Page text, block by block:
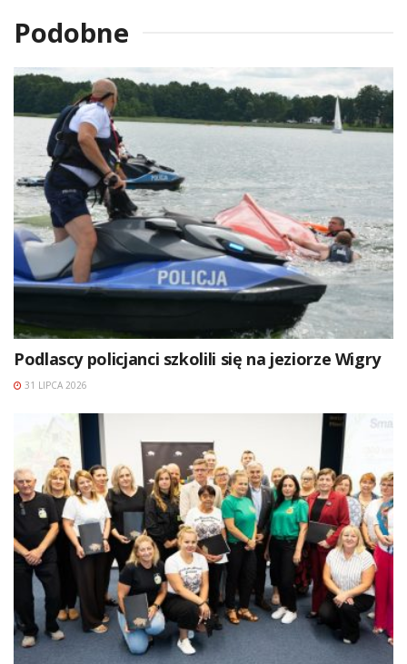
Podobne
Podlascy policjanci szkolili się na jeziorze Wigry
31 LIPCA 2026